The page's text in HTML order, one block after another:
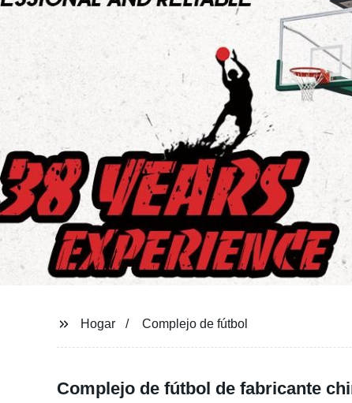
Hogar Complejo de fútbol
Complejo de fútbol de fabricante